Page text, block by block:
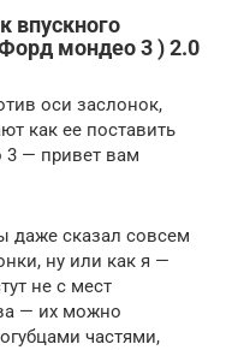
впускного
мондео 3 ) 2.0
оси заслонок,
как ее поставить
3 — привет вам
даже сказал совсем
ну или как я —
не с мест
— их можно
частями,